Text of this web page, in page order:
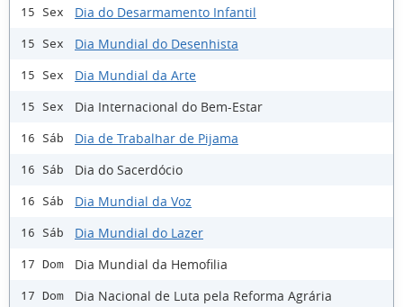
15 Sex Dia do Desarmamento Infantil
15 Sex Dia Mundial do Desenhista
15 Sex Dia Mundial da Arte
15 Sex Dia Internacional do Bem-Estar
16 Sáb Dia de Trabalhar de Pijama
16 Sáb Dia do Sacerdócio
16 Sáb Dia Mundial da Voz
16 Sáb Dia Mundial do Lazer
17 Dom Dia Mundial da Hemofilia
17 Dom Dia Nacional de Luta pela Reforma Agrária